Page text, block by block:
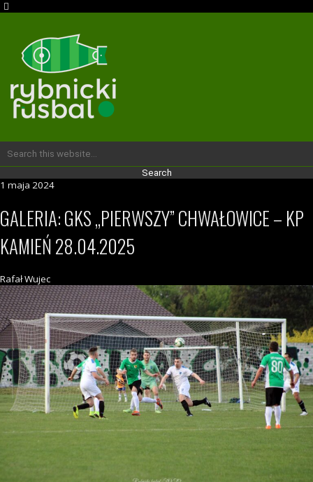
1 maja 2024
GALERIA: GKS „PIERWSZY” CHWAŁOWICE – KP
KAMIEŃ 28.04.2025
Rafał Wujec